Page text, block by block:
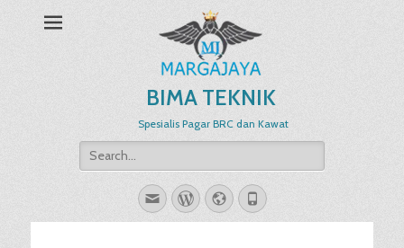
BIMA TEKNIK
Spesialis Pagar BRC dan Kawat
Search
for:
EmailWordPress
WebsitePhone